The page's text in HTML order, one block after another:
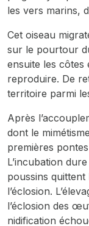
les vers marins,
Cet oiseau
sur le pourtour
ensuite les côtes
reproduire. De
territoire parmi
Après
dont le
premières
L’incubation
poussins
l’éclosion.
l’éclosion des
nidification